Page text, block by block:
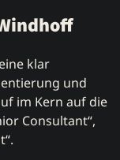
klar
und
im Kern auf die
Consultant“,